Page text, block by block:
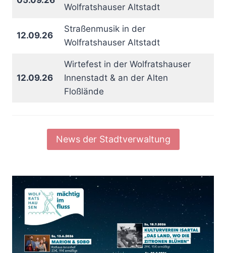
Wolfratshauser Altstadt
12.09.26
Straßenmusik in der
Wolfratshauser Altstadt
12.09.26
Wirtefest in der Wolfratshauser
Innenstadt & an der Alten
Floßlände
News der Stadtverwaltung